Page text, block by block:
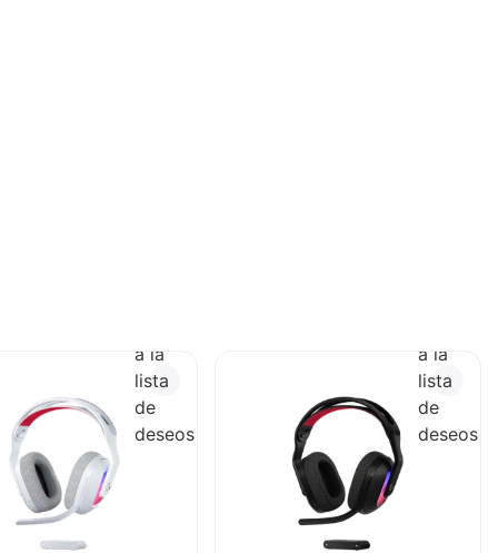
a la
lista
de
deseos
a la
lista
de
deseos